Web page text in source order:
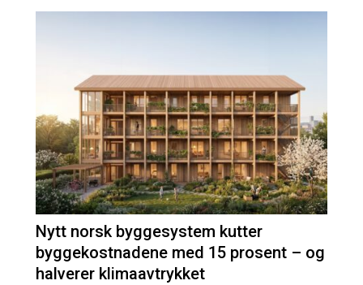
Nytt norsk byggesystem kutter
byggekostnadene med 15 prosent – og
halverer klimaavtrykket